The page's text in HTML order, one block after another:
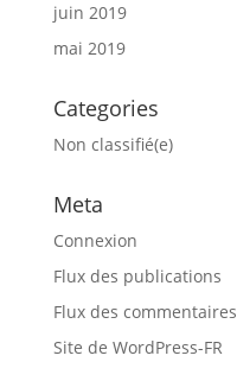
juin 2019
mai 2019
Categories
Non classifié(e)
Meta
Connexion
Flux des publications
Flux des commentaires
Site de WordPress-FR